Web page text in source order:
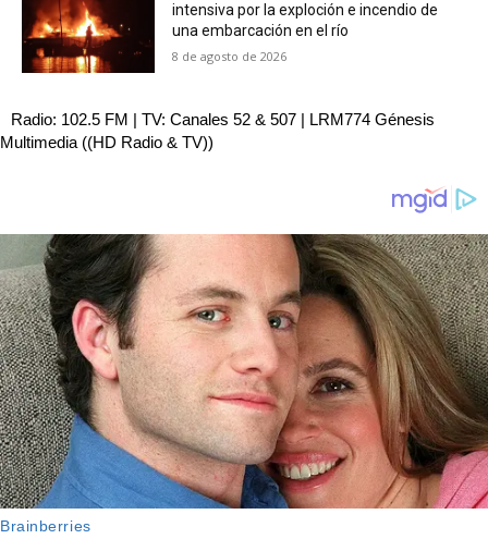
intensiva por la exploción e incendio de
una embarcación en el río
8 de agosto de 2026
Radio: 102.5 FM | TV: Canales 52 & 507 | LRM774 Génesis
Multimedia ((HD Radio & TV))